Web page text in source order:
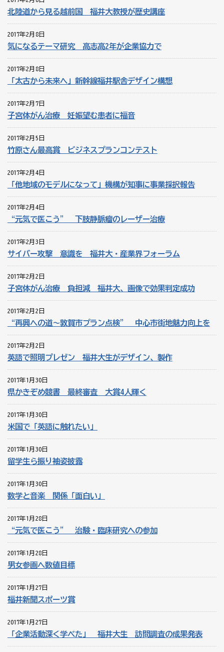
北陸道から見る越前国 福井大教授が歴史講座
2017年2月8日
気になるテーマ研究 高志高2年が企業協力で
2017年2月8日
「太古から未来へ」新幹線福井駅舎デザイン構想
2017年2月7日
子宮体がん治療 妊娠望む患者に福音
2017年2月5日
竹原さん最高賞 ビジネスプランコンテスト
2017年2月4日
「他地域のモデルになって」機構が知事に事業採択報告
2017年2月4日
“元気で医こう” 下肢静脈瘤のレーザー治療
2017年2月3日
サイバー攻撃 意識を 福井大・産業界フォーラム
2017年2月2日
子宮体がん治療 負担減 福井大、画像で効果判定成功
2017年2月2日
“再興への道～敦賀市プラン点検” 中心市街地魅力向上を
2017年2月2日
英語で照明プレゼン 福井大生がデザイン、製作
2017年1月30日
県かきぞめ競書 最終審査 大賞4人輝く
2017年1月30日
米国で「英語に触れたい」
2017年1月30日
留学生ら振り袖姿披露
2017年1月30日
数学と音楽 関係「面白い」
2017年1月28日
“元気で医こう” 治験・臨床研究への参加
2017年1月28日
男女参画へ数値目標
2017年1月27日
福井新聞スポーツ賞
2017年1月27日
「企業活動深く学べた」 福井大生 訪問調査の成果発表